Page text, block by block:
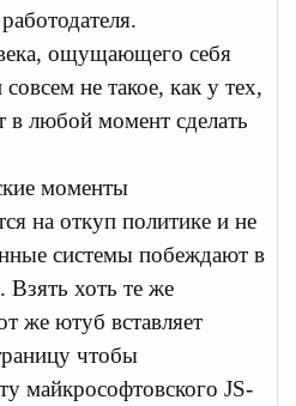
ощущающего себя
не такое, как у тех,
в любой момент сделать
моменты
на откуп политике и не
системы побеждают в
Взять хоть те же
же ютуб вставляет
чтобы
майкрософтовского JS-